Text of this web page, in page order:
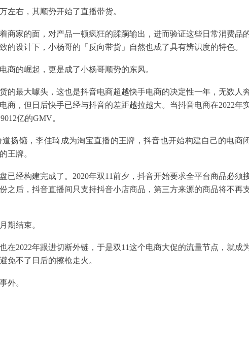
左右，其顺势开始了直播带货。
商家的面，对产品一顿疯狂的蹂躏输出，进而验证这些日常消费品
的设计下，小杨哥的「反向带货」自然也成了具有辨识度的特色。
商的崛起，更是成了小杨哥顺势的东风。
的最大噱头，这也是抖音电商超越快手电商的决定性一年，无数人
商，但日后快手已经与抖音的差距越拉越大。当抖音电商在2022年
亿的GMV。
扬镳，李佳琦成为淘宝直播的王牌，抖音也开始构建自己的电商
王牌。
已经构建完成了。2020年双11前夕，抖音开始要求全平台商品必须
之后，抖音直播间只支持抖音小店商品，第三方来源的商品将不再
期结束。
在2022年跟进切断外链，于是双11这个电商大促的流量节点，就成
免不了日后的擦枪走火。
外。